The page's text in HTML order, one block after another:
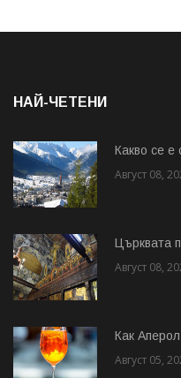
НАЙ-ЧЕТЕНИ
Какво се е
Август 08,
Църквата
Август 08,
Как
Август 05,